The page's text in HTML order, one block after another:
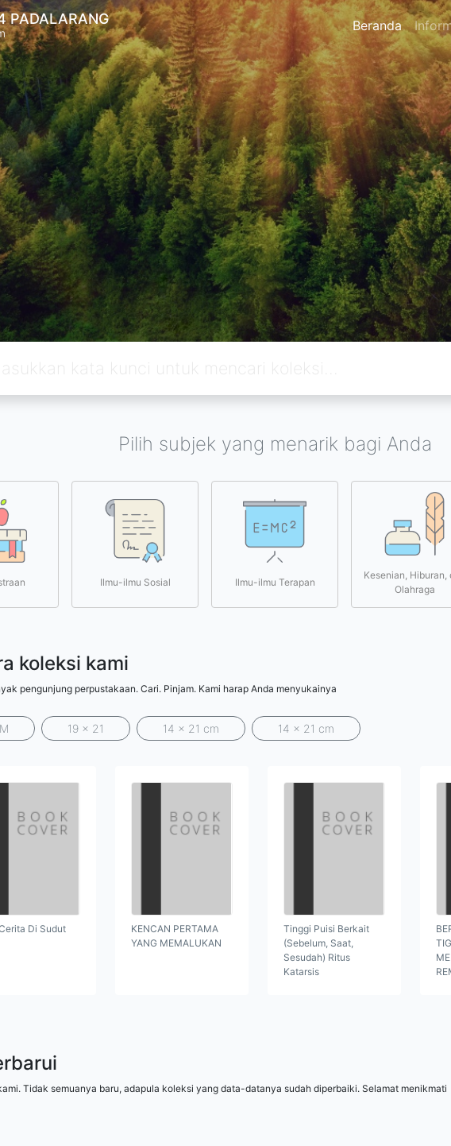
PADALARANG Beranda
Pilih subjek yang menarik bagi Anda
Ilmu-ilmu Sosial Ilmu-ilmu Terapan
Kesenian, Hiburan,
Olahraga
koleksi kami
pengunjung perpustakaan. Cari. Pinjam. Kami harap Anda menyukainya
19 x 21 14 x 21 cm 14 x 21 cm
Di Sudut
KENCAN PERTAMA
YANG MEMALUKAN
Tinggi Puisi Berkait
(Sebelum, Saat,
Sesudah) Ritus
Katarsis
Tidak semuanya baru, adapula koleksi yang data-datanya sudah diperbaiki. Selamat menikmati